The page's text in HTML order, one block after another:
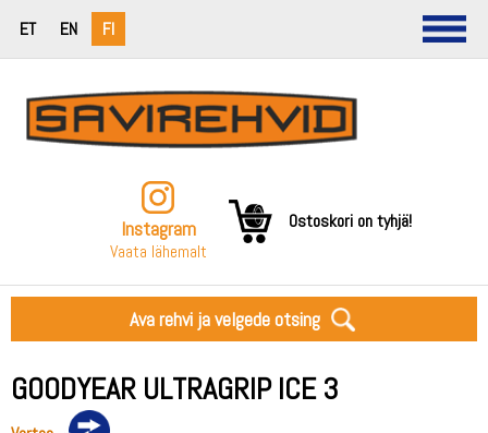
ET EN FI
Instagram
Vaata lähemalt
Ostoskori on tyhjä!
Ava rehvi ja velgede otsing
GOODYEAR ULTRAGRIP ICE 3